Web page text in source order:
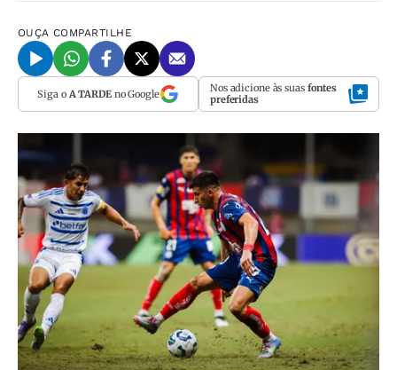
OUÇA COMPARTILHE
Siga o A TARDEno Google Nos adicione às suas fontes
preferidas